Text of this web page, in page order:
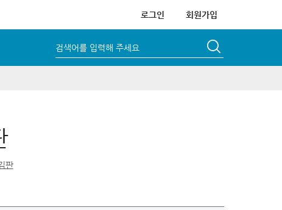
로그인 회원가입
검색어를 입력해 주세요
판